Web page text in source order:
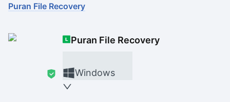
Puran File Recovery
Puran File Recovery
Windows